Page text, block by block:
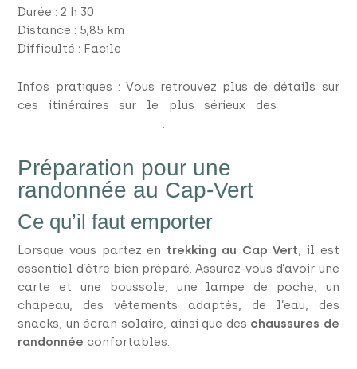
Durée : 2 h 30
Distance : 5,85 km
Difficulté : Facile
Infos pratiques : Vous retrouvez plus de détails sur
ces itinéraires sur le plus sérieux des
.
Préparation pour une
randonnée au Cap-Vert
Ce qu’il faut emporter
Lorsque vous partez en trekking au Cap Vert, il est
essentiel d’être bien préparé. Assurez-vous d’avoir une
carte et une boussole, une lampe de poche, un
chapeau, des vêtements adaptés, de l’eau, des
snacks, un écran solaire, ainsi que des chaussures de
randonnée confortables.